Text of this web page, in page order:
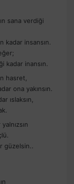
sana verdiği
kadar insansın.
kadar inansın.
hasret,
ona yakınsın.
ıslaksın,
güzelsin..